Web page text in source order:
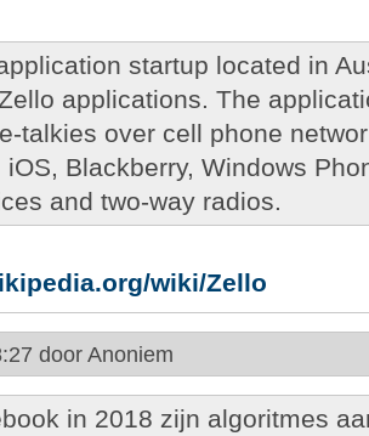
startup located in
applications. The
talkies over cell phone
iOS, Blackberry, Windows
and two-way radios.
wiki/Zello
door Anoniem
in 2018 zijn algoritmes